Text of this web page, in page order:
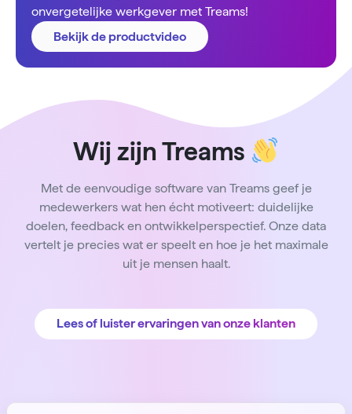
onvergetelijke werkgever met Treams!
Bekijk de productvideo
Wij zijn Treams
Met de eenvoudige software van Treams geef je
medewerkers wat hen écht motiveert: duidelijke
doelen, feedback en ontwikkelperspectief. Onze data
vertelt je precies wat er speelt en hoe je het maximale
uit je mensen haalt.
Lees of luister ervaringen van onze klanten